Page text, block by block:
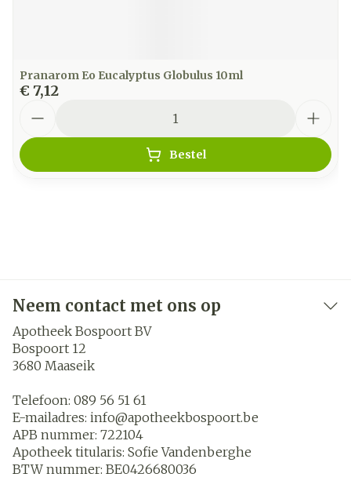
Pranarom Eo Eucalyptus Globulus 10ml
€ 7,12
Bestel
Neem contact met ons op
Apotheek Bospoort BV
Bospoort 12
3680 Maaseik
Telefoon: 089 56 51 61
E-mailadres: info@apotheekbospoort.be
APB nummer: 722104
Apotheek titularis: Sofie Vandenberghe
BTW nummer: BE0426680036